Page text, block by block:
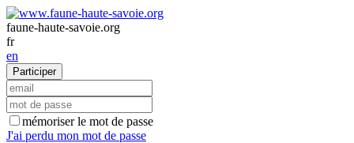
faune-haute-savoie.org
fr
en
mémoriser le mot de passe
J'ai perdu mon mot de passe